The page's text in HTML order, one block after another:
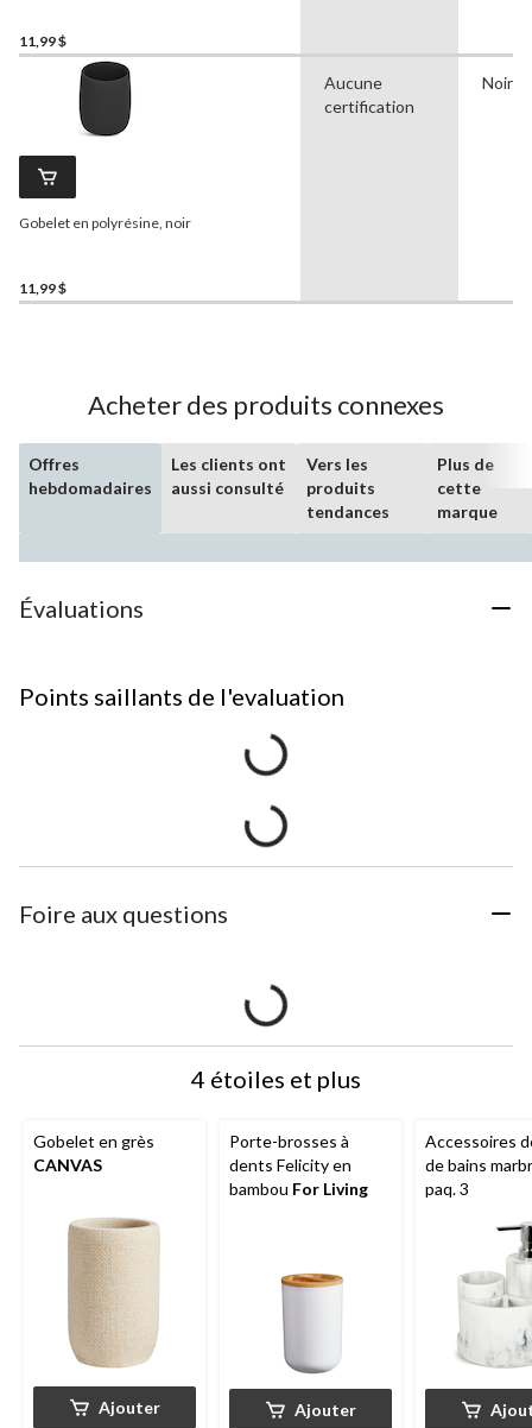
11,99 $
Gobelet en polyrésine, noir
11,99 $
Aucune
certification
Noir
Acheter des produits connexes
Offres
hebdomadaires
Les clients ont
aussi consulté
Vers les
produits
tendances
Plus de
cette
marque
Évaluations
Points saillants de l'evaluation
Foire aux questions
4 étoiles et plus
Gobelet en grès
CANVAS
Ajouter
Porte-brosses à
dents Felicity en
bambou For Living
Ajouter
Accessoires
de bains
paq. 3